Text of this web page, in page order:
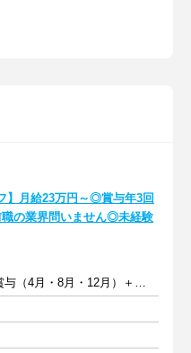
】月給23万円～◎賞与年3回
の業界問いません◎未経験
月給23万以上＋賞与（4月・8月・12月）＋交通費